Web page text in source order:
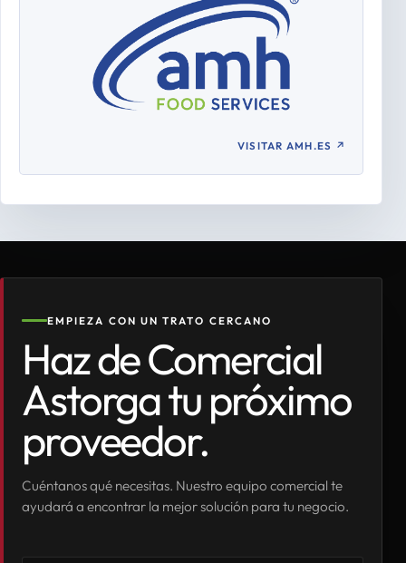
VISITAR AMH.ES ↗
EMPIEZA CON UN TRATO CERCANO
Haz de Comercial
Astorga tu próximo
proveedor.
Cuéntanos qué necesitas. Nuestro equipo comercial te
ayudará a encontrar la mejor solución para tu negocio.